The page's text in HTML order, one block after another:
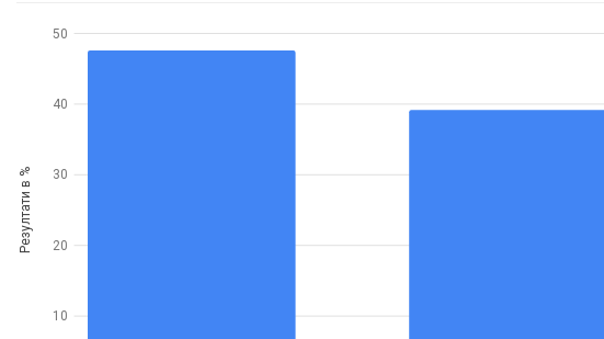
10
20
30
40
50
Резултати в %